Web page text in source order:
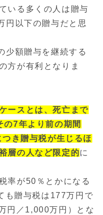
いる多くの人は贈与
円以下の贈与だと思
少額贈与を継続する
方が有利となりま
ースとは、死亡まで
の7年より前の期間
き贈与税が生じるほ
層の人など限定的に
率が50％とかになる
も贈与税は177万円で
円／1,000万円）とな